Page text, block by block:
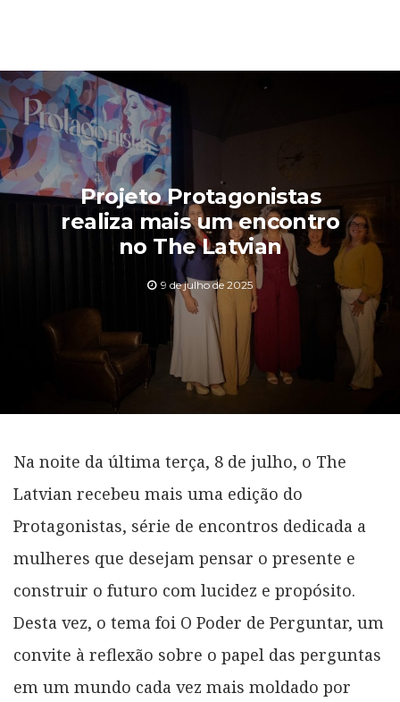
Projeto Protagonistas
realiza mais um encontro
no The Latvian
9 de julho de 2025
Na noite da última terça, 8 de julho, o The
Latvian recebeu mais uma edição do
Protagonistas, série de encontros dedicada a
mulheres que desejam pensar o presente e
construir o futuro com lucidez e propósito.
Desta vez, o tema foi O Poder de Perguntar, um
convite à reflexão sobre o papel das perguntas
em um mundo cada vez mais moldado por